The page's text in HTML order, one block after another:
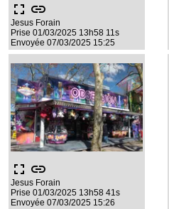
fullscreen link
Jesus Forain
Prise 01/03/2025 13h58 11s
Envoyée 07/03/2025 15:25
fullscreen link
Jesus Forain
Prise 01/03/2025 13h58 41s
Envoyée 07/03/2025 15:26